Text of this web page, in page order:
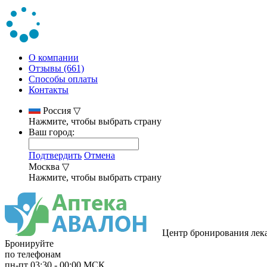
О компании
Отзывы (661)
Способы оплаты
Контакты
Россия ▽
Нажмите, чтобы выбрать страну
Ваш город:
Подтвердить Отмена
Москва ▽
Нажмите, чтобы выбрать страну
Центр бронирования
Бронируйте
по телефонам
пн-пт 03:30 - 00:00 МСК